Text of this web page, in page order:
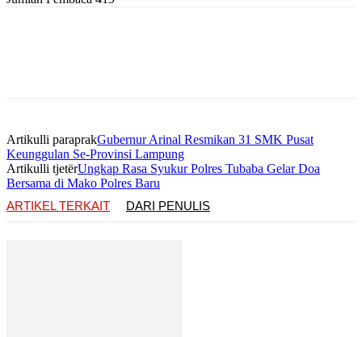
Artikulli paraprakGubernur Arinal Resmikan 31 SMK Pusat
Keunggulan Se-Provinsi Lampung
Artikulli tjetërUngkap Rasa Syukur Polres Tubaba Gelar Doa
Bersama di Mako Polres Baru
ARTIKEL TERKAIT
DARI PENULIS